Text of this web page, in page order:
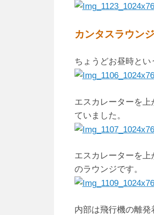
カンタスラウンジ
ちょうどお昼時とい
エスカレーターを
ていました。
エスカレーターを
のラウンジです。
内部は飛行機の離